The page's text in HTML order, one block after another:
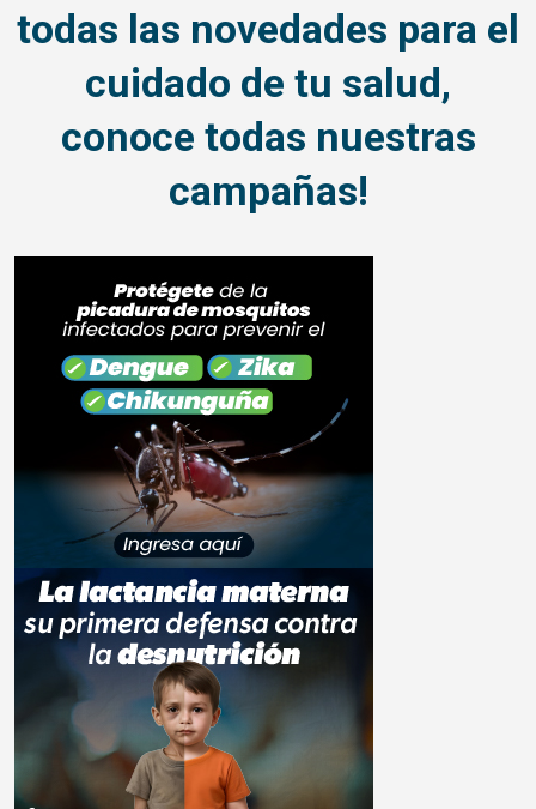
todas las novedades para el
cuidado de tu salud,
conoce todas nuestras
campañas!